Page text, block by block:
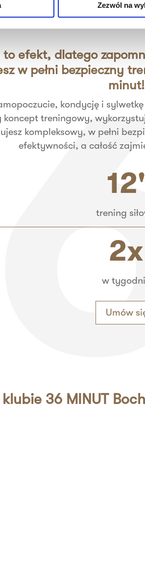
Zezwól na
to efekt, dlatego
w pełni bezpieczny
minut!
kondycję i
treningowy,
kompleksowy, w pełni
efektywności, a całość
12'
trening
2x
w
Umów
36 MINUT